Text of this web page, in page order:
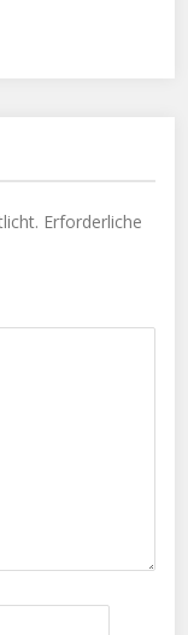
Erforderliche